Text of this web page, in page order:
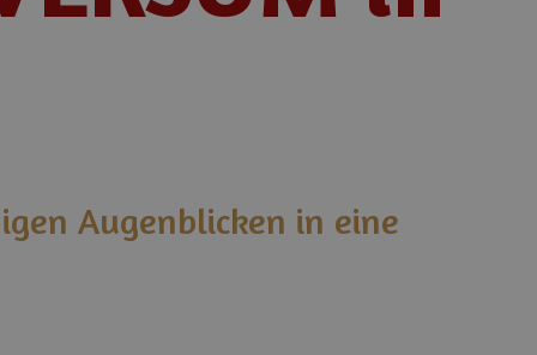
Augenblicken in eine